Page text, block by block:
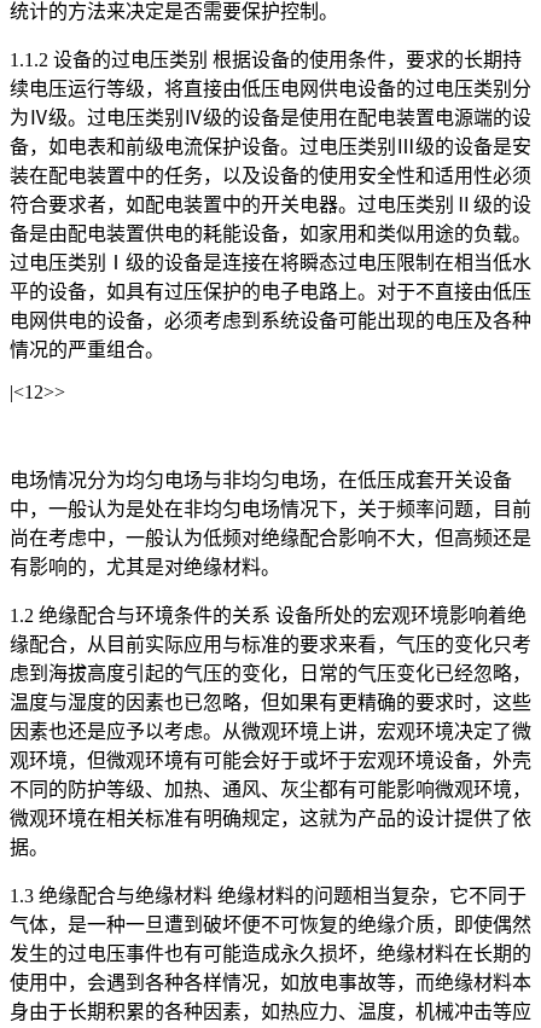
统计的方法来决定是否需要保护控制。
1.1.2 设备的过电压类别 根据设备的使用条件，要求的长期持
续电压运行等级，将直接由低压电网供电设备的过电压类别分
为Ⅳ级。过电压类别Ⅳ级的设备是使用在配电装置电源端的设
备，如电表和前级电流保护设备。过电压类别Ⅲ级的设备是安
装在配电装置中的任务，以及设备的使用安全性和适用性必须
符合要求者，如配电装置中的开关电器。过电压类别Ⅱ级的设
备是由配电装置供电的耗能设备，如家用和类似用途的负载。
过电压类别Ⅰ级的设备是连接在将瞬态过电压限制在相当低水
平的设备，如具有过压保护的电子电路上。对于不直接由低压
电网供电的设备，必须考虑到系统设备可能出现的电压及各种
情况的严重组合。
|<12>>
电场情况分为均匀电场与非均匀电场，在低压成套开关设备
中，一般认为是处在非均匀电场情况下，关于频率问题，目前
尚在考虑中，一般认为低频对绝缘配合影响不大，但高频还是
有影响的，尤其是对绝缘材料。
1.2 绝缘配合与环境条件的关系 设备所处的宏观环境影响着绝
缘配合，从目前实际应用与标准的要求来看，气压的变化只考
虑到海拔高度引起的气压的变化，日常的气压变化已经忽略，
温度与湿度的因素也已忽略，但如果有更精确的要求时，这些
因素也还是应予以考虑。从微观环境上讲，宏观环境决定了微
观环境，但微观环境有可能会好于或坏于宏观环境设备，外壳
不同的防护等级、加热、通风、灰尘都有可能影响微观环境，
微观环境在相关标准有明确规定，这就为产品的设计提供了依
据。
1.3 绝缘配合与绝缘材料 绝缘材料的问题相当复杂，它不同于
气体，是一种一旦遭到破坏便不可恢复的绝缘介质，即使偶然
发生的过电压事件也有可能造成永久损坏，绝缘材料在长期的
使用中，会遇到各种各样情况，如放电事故等，而绝缘材料本
身由于长期积累的各种因素，如热应力、温度，机械冲击等应